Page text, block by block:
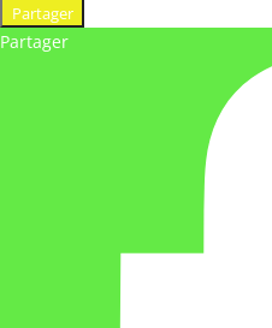
Partager
Partager